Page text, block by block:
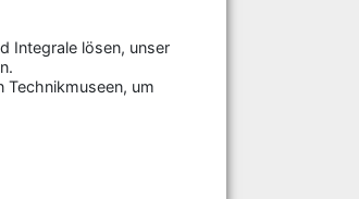
Integrale lösen, unser
Technikmuseen, um